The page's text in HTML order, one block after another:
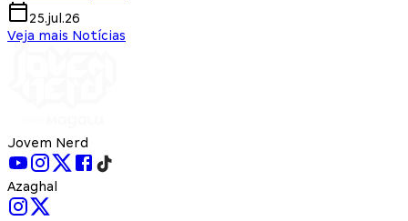
25.jul.26
Veja mais Notícias
Jovem Nerd
Azaghal